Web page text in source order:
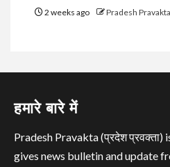
2 weeks ago Pradesh Pravakta
हमारे बारे में
Pradesh Pravakta (प्रदेश
gives news bulletin and update